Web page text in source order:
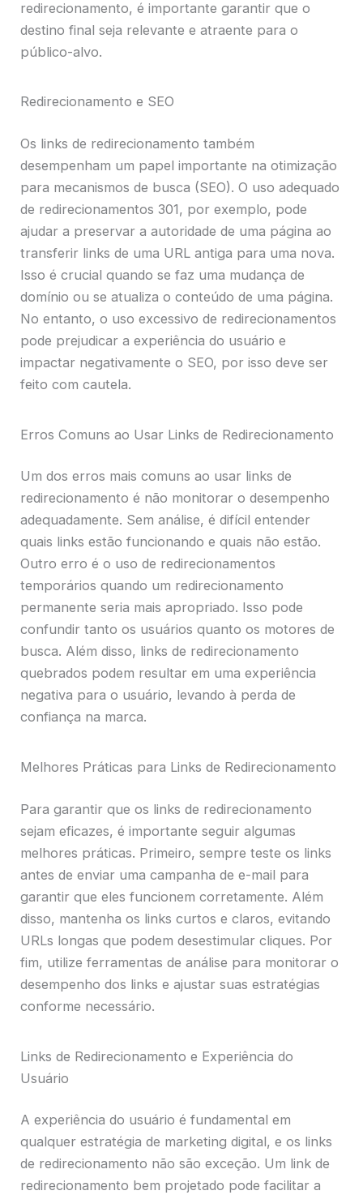
redirecionamento, é importante garantir que o
destino final seja relevante e atraente para o
público-alvo.
Redirecionamento e SEO
Os links de redirecionamento também
desempenham um papel importante na otimização
para mecanismos de busca (SEO). O uso adequado
de redirecionamentos 301, por exemplo, pode
ajudar a preservar a autoridade de uma página ao
transferir links de uma URL antiga para uma nova.
Isso é crucial quando se faz uma mudança de
domínio ou se atualiza o conteúdo de uma página.
No entanto, o uso excessivo de redirecionamentos
pode prejudicar a experiência do usuário e
impactar negativamente o SEO, por isso deve ser
feito com cautela.
Erros Comuns ao Usar Links de Redirecionamento
Um dos erros mais comuns ao usar links de
redirecionamento é não monitorar o desempenho
adequadamente. Sem análise, é difícil entender
quais links estão funcionando e quais não estão.
Outro erro é o uso de redirecionamentos
temporários quando um redirecionamento
permanente seria mais apropriado. Isso pode
confundir tanto os usuários quanto os motores de
busca. Além disso, links de redirecionamento
quebrados podem resultar em uma experiência
negativa para o usuário, levando à perda de
confiança na marca.
Melhores Práticas para Links de Redirecionamento
Para garantir que os links de redirecionamento
sejam eficazes, é importante seguir algumas
melhores práticas. Primeiro, sempre teste os links
antes de enviar uma campanha de e-mail para
garantir que eles funcionem corretamente. Além
disso, mantenha os links curtos e claros, evitando
URLs longas que podem desestimular cliques. Por
fim, utilize ferramentas de análise para monitorar o
desempenho dos links e ajustar suas estratégias
conforme necessário.
Links de Redirecionamento e Experiência do
Usuário
A experiência do usuário é fundamental em
qualquer estratégia de marketing digital, e os links
de redirecionamento não são exceção. Um link de
redirecionamento bem projetado pode facilitar a